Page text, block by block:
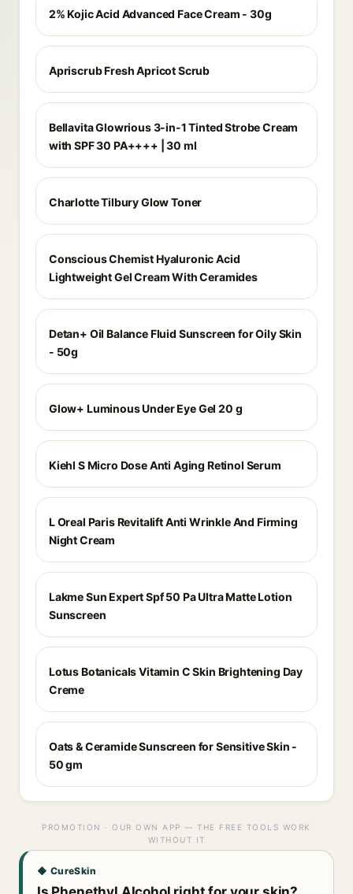
2% Kojic Acid Advanced Face Cream - 30g
Apriscrub Fresh Apricot Scrub
Bellavita Glowrious 3-in-1 Tinted Strobe Cream
with SPF 30 PA++++ | 30 ml
Charlotte Tilbury Glow Toner
Conscious Chemist Hyaluronic Acid
Lightweight Gel Cream With Ceramides
Detan+ Oil Balance Fluid Sunscreen for Oily Skin
- 50g
Glow+ Luminous Under Eye Gel 20 g
Kiehl S Micro Dose Anti Aging Retinol Serum
L Oreal Paris Revitalift Anti Wrinkle And Firming
Night Cream
Lakme Sun Expert Spf 50 Pa Ultra Matte Lotion
Sunscreen
Lotus Botanicals Vitamin C Skin Brightening Day
Creme
Oats & Ceramide Sunscreen for Sensitive Skin -
50 gm
PROMOTION · OUR OWN APP — THE FREE TOOLS WORK
WITHOUT IT
◆ CureSkin